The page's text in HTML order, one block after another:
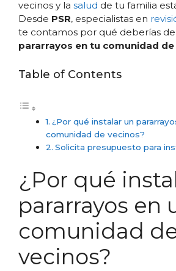
vecinos y la salud de tu familia
Desde PSR, especialistas en
te contamos por qué deberías de
pararrayos en tu comunidad
Table of Contents
¿Por qué instalar un
comunidad de vecinos?
Solicita presupuesto para
¿Por qué
pararrayos en
comunidad
vecinos?